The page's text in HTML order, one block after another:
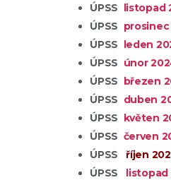
ÚPSS listopad
ÚPSS prosinec
ÚPSS leden
ÚPSS únor
ÚPSS březen
ÚPSS duben
ÚPSS květen
ÚPSS červen
ÚPSS
říjen
ÚPSS listopad